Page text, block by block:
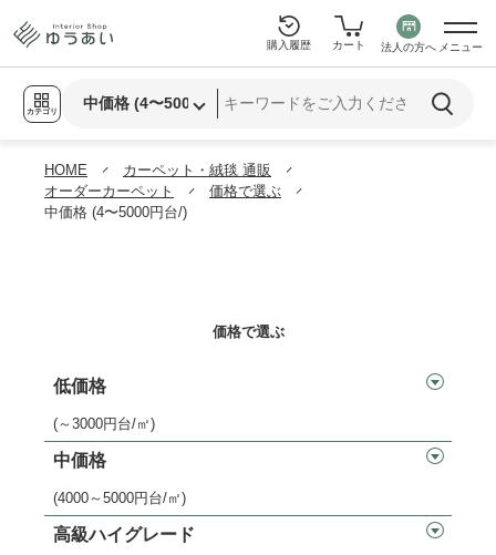
カテゴリ
購入履歴 カート 法人の方へ メニュー
HOME
カーペット・絨毯 通販
オーダーカーペット
価格で選ぶ
中価格 (4〜5000円台/)
価格で選ぶ
低価格
(～3000円台/㎡)
中価格
(4000～5000円台/㎡)
高級ハイグレード